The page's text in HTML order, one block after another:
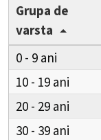
Grupa de
varsta
0 - 9
10 - 19
20 - 29
30 - 39